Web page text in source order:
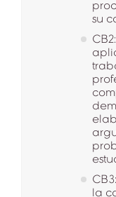
su
la